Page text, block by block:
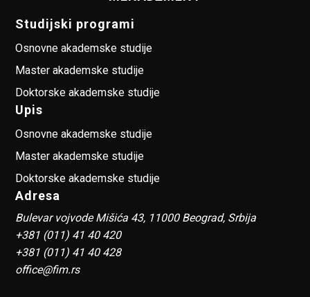
Studijski programi
Osnovne akademske studije
Master akademske studije
Doktorske akademske studije
Upis
Osnovne akademske studije
Master akademske studije
Doktorske akademske studije
Adresa
Bulevar vojvode Mišića 43, 11000 Beograd, Srbija
+381 (011) 41 40 420
+381 (011) 41 40 428
office@fim.rs